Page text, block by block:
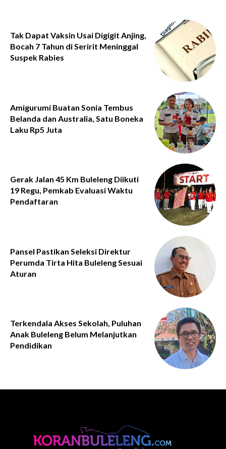
Tak Dapat Vaksin Usai Digigit Anjing,
Bocah 7 Tahun di Seririt Meninggal
Suspek Rabies
Amigurumi Buatan Sonia Tembus
Belanda dan Australia, Satu Boneka
Laku Rp5 Juta
Gerak Jalan 45 Km Buleleng Diikuti
19 Regu, Pemkab Evaluasi Waktu
Pendaftaran
Pansel Pastikan Seleksi Direktur
Perumda Tirta Hita Buleleng Sesuai
Aturan
Terkendala Akses Sekolah, Puluhan
Anak Buleleng Belum Melanjutkan
Pendidikan